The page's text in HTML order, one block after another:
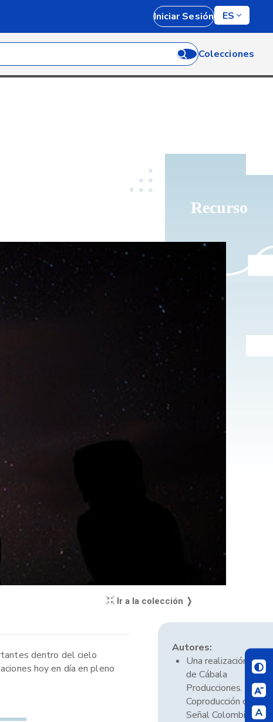
Iniciar Sesión ES
Colecciones
Recurso
Ir a la colección ❭
dentro del cielo
hoy en día en pleno
Autores:
Una realización
de Cábala
Producciones.
Coproducción con
Señal Colombia.